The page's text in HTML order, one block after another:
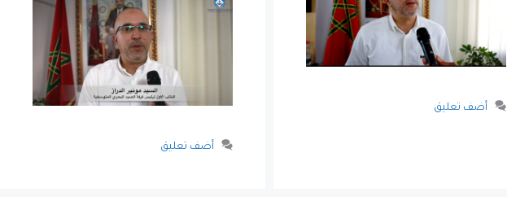
أضف تعليق
أضف تعليق